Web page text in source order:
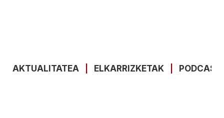
AKTUALITATEA ELKARRIZKETAK